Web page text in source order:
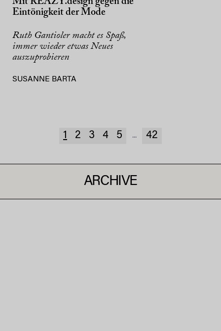
Eintönigkeit der Mode
Ruth Gantioler macht es Spaß,
immer wieder etwas Neues
auszuprobieren
SUSANNE BARTA
1 2 3 4 5 ... 42
ARCHIVE